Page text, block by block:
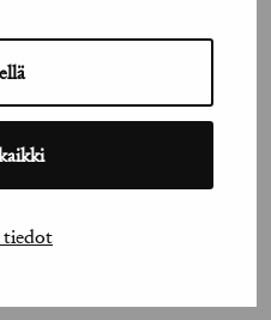
tiedot